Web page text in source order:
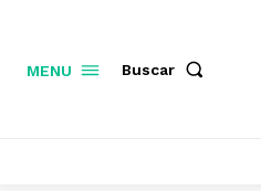
MENU Buscar